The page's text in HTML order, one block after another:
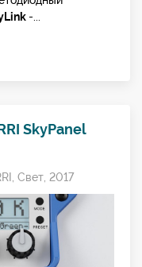
-...
SkyPanel
Свет 2017